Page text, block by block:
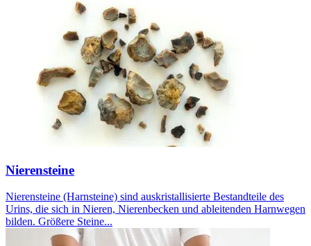
Nierensteine
Nierensteine (Harnsteine) sind auskristallisierte Bestandteile des
Urins, die sich in Nieren, Nierenbecken und ableitenden Harnwegen
bilden. Größere Steine...